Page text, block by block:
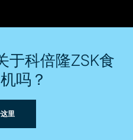
于科倍隆ZSK食
吗？
里